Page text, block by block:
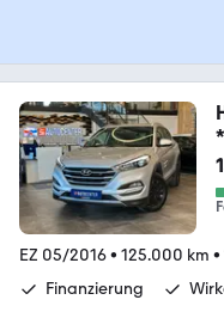
EZ 05/2016• 125.000 km •
Finanzierung